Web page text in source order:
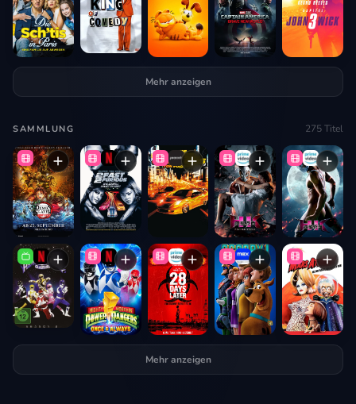
Mehr anzeigen
SAMMLUNG 275Titel
Mehr anzeigen